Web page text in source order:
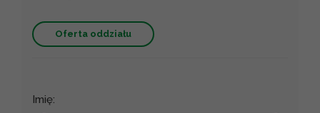
Oferta oddziału
Imię: